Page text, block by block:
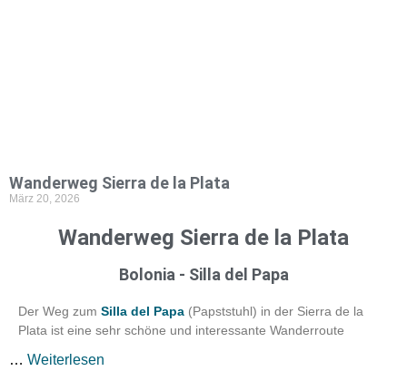
Wanderweg Sierra de la Plata
März 20, 2026
Wanderweg Sierra de la Plata
Bolonia - Silla del Papa
Der Weg zum Silla del Papa (Papststuhl) in der Sierra de la
Plata ist eine sehr schöne und interessante Wanderroute
… Weiterlesen